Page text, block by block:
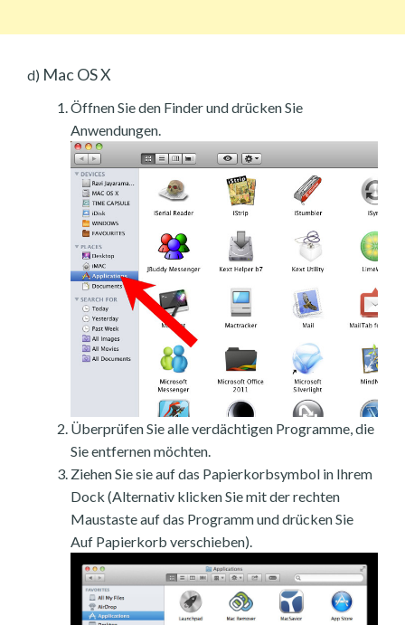
d) Mac OS X
Öffnen Sie den Finder und drücken Sie
Anwendungen.
Überprüfen Sie alle verdächtigen Programme, die
Sie entfernen möchten.
Ziehen Sie sie auf das Papierkorbsymbol in Ihrem
Dock (Alternativ klicken Sie mit der rechten
Maustaste auf das Programm und drücken Sie
Auf Papierkorb verschieben).